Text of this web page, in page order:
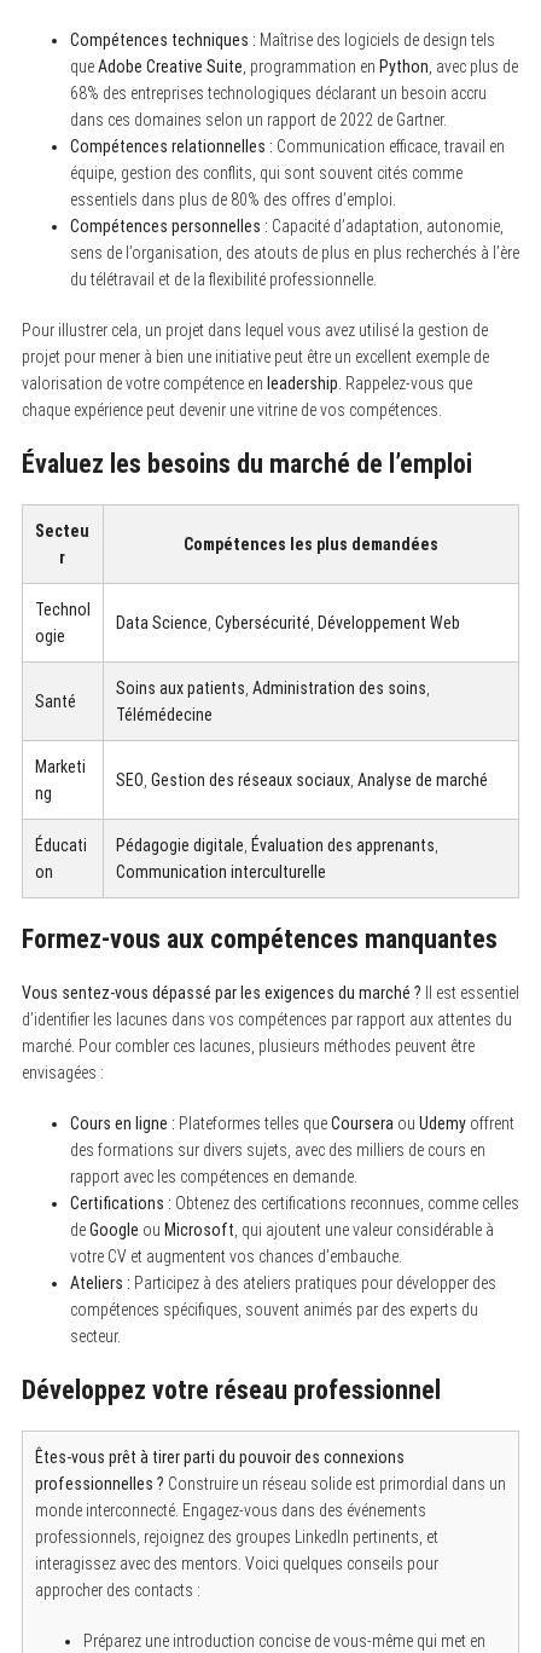
Compétences techniques : Maîtrise des logiciels de design tels
queAdobe Creative Suite , programmation en Python , avec plus de
68% des entreprises technologiques déclarant un besoin accru
dans ces domaines selon un rapport de 2022 de Gartner.
Compétences relationnelles : Communication efficace, travail en
équipe, gestion des conflits, qui sont souvent cités comme
essentiels dans plus de 80% des offres d’emploi.
Compétences personnelles : Capacité d’adaptation, autonomie,
sens de l’organisation, des atouts de plus en plus recherchés à l’ère
du télétravail et de la flexibilité professionnelle.
Pour illustrer cela, un projet dans lequel vous avez utilisé la gestion de
projet pour mener à bien une initiative peut être un excellent exemple de
valorisation de votre compétence en leadership . Rappelez-vous que
chaque expérience peut devenir une vitrine de vos compétences.
Évaluez les besoins du marché de l’emploi
Secteu
r
Compétences les plus demandées
Technol
ogie
Data Science Cybersécurité Développement Web
Santé
Soins aux patients Administration des soins
Télémédecine
Marketi
ng
SEO Gestion des réseaux sociaux, Analyse de marché
Éducati
on
Pédagogie digitale Évaluation des apprenants
Communication interculturelle
Formez-vous aux compétences manquantes
Vous sentez-vous dépassé par les exigences du marché ? Il est essentiel
d’identifier les lacunes dans vos compétences par rapport aux attentes du
marché. Pour combler ces lacunes, plusieurs méthodes peuvent être
envisagées :
Cours en ligne : Plateformes telles queCoursera ou Udemyoffrent
des formations sur divers sujets, avec des milliers de cours en
rapport avec les compétences en demande.
Certifications : Obtenez des certifications reconnues, comme celles
deGoogle ou Microsoft , qui ajoutent une valeur considérable à
votre CV et augmentent vos chances d’embauche.
Ateliers : Participez à des ateliers pratiques pour développer des
compétences spécifiques, souvent animés par des experts du
secteur.
Développez votre réseau professionnel
Êtes-vous prêt à tirer parti du pouvoir des connexions
professionnelles ? Construire un réseau solide est primordial dans un
monde interconnecté. Engagez-vous dans des événements
professionnels, rejoignez des groupes LinkedIn pertinents, et
interagissez avec des mentors. Voici quelques conseils pour
approcher des contacts :
Préparez une introduction concise de vous-même qui met en
S
e
a
c
f